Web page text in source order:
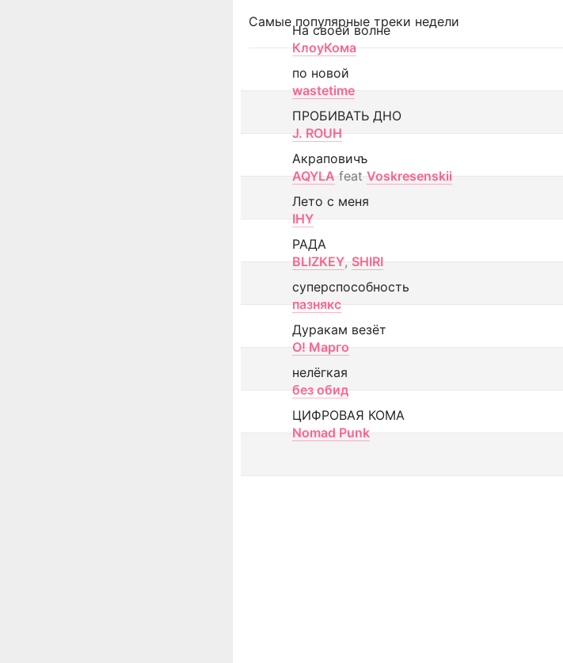
Самые популярные треки недели
На своей волне
КлоуКома
по новой
wastetime
ПРОБИВАТЬ ДНО
J. ROUH
Акраповичъ
AQYLA feat Voskresenskii
Лето с меня
IHY
РАДА
BLIZKEY, SHIRI
суперспособность
пазнякс
Дуракам везёт
О! Марго
нелёгкая
без обид
ЦИФРОВАЯ КОМА
Nomad Punk